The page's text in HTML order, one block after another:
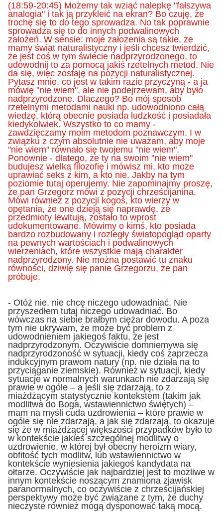
(18:59-20:45) Możemy tak wziąć nalepkę "fałszywa
analogia" i tak ją przykleić na ekran? Bo czuję, że
trochę się to do tego sprowadza. No tak poprawnie
sprowadza się to do innych podwalinowych
założeń. W sensie: moje założenia są takie, że
mamy świat naturalistyczny i jeśli chcesz twierdzić,
że jest coś w tym świecie nadprzyrodzonego, to
udowodnij to za pomocą jakiś rzetelnych metod. Nie
da się, więc zostaję na pozycji naturalistycznej.
Pytasz mnie, co jest w takim razie przyczyną - a ja
mówię "nie wiem", ale nie podejrzewam, aby było
nadprzyrodzone. Dlaczego? Bo mój sposób
rzetelnymi metodami nauki np. udowodniono całą
wiedzę, którą obecnie posiada ludzkość i posiadała
kiedykolwiek. Wszystko to co mamy -
zawdzięczamy moim metodom poznawczym. I w
związku z czym absolutnie nie uważam, aby moje
"nie wiem" równało się twojemu "nie wiem".
Ponownie - dlatego, że ty na swoim "nie wiem"
budujesz wielką filozofię i mówisz mi, kto może
uprawiać seks z kim, a kto nie. Jakby na tym
poziomie tutaj operujemy. Nie zapominajmy proszę,
że pan Grzegorz mówi z pozycji chrześcijanina.
Mówi również z pozycji kogoś, kto wierzy w
opętania, że one dzieją się naprawdę, że
przedmioty lewitują, zostało to wprost
udokumentowane. Mówimy o kimś, kto posiada
bardzo rozbudowany i rozległy światopogląd oparty
na pewnych wartościach i podwalinowych
wierzeniach, które wszystkie mają charakter
nadprzyrodzony. Nie można postawić tu znaku
równości, dziwię się panie Grzegorzu, że pan
próbuje.
- Otóż nie. nie chcę niczego udowadniać. Nie
przyszedłem tutaj niczego udowadniać. Bo
wówczas na siebie brałbym ciężar dowodu. A poza
tym nie ukrywam, że może być problem z
udowodnieniem jakiegoś faktu, że jest
nadprzyrodzonym. Oczywiście domniemywa się
nadprzyrodzoność w sytuacji, kiedy coś zaprzecza
indukcyjnym prawom natury (np. nie działa na to
przyciąganie ziemskie). Również w sytuacji, kiedy
sytuacje w normalnych warunkach nie zdarzają się
prawie w ogóle – a jeśli się zdarzają, to z
miażdżącym statystycznie kontekstem (takim jak
modlitwa do Boga, wstawiennictwo świętych) –
mam na myśli cuda uzdrowienia – które prawie w
ogóle się nie zdarzają, a jak się zdarzają, to okazuje
się że w miażdżącej większości przypadków było to
w kontekście jakieś szczególnej modlitwy o
uzdrowienie, w której był obecny heroizm wiary,
obfitość tych modlitw, lub wstawiennictwo w
kontekście wyniesienia jakiegoś kandydata na
ołtarze. Oczywiście jak najbardziej jest to możliwe w
innym kontekście noszącym znamiona zjawisk
paranormalnych, co oczywiście z chrześcijańskiej
perspektywy może być związane z tym, że duchy
nieczyste również mogą dysponować taką mocą.